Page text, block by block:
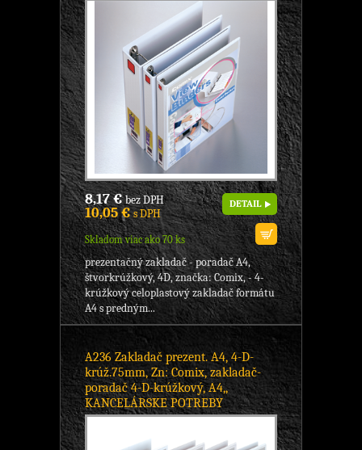
8,17 €bez DPH
10,05 €s DPH
Skladom viac ako 70 ks
DETAIL
prezentačný zakladač - poradač A4,
štvorkrúžkový, 4D, značka: Comix, - 4-
krúžkový celoplastový zakladač formátu
A4 s predným...
A236 Zakladač prezent. A4, 4-D-
krúž.75mm, Zn: Comix, zakladač-
poradač 4-D-krúžkový, A4,,
KANCELÁRSKE POTREBY